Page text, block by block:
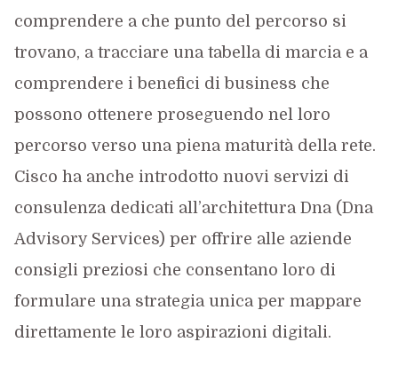
comprendere a che punto del percorso si
trovano, a tracciare una tabella di marcia e a
comprendere i benefici di business che
possono ottenere proseguendo nel loro
percorso verso una piena maturità della rete.
Cisco ha anche introdotto nuovi servizi di
consulenza dedicati all’architettura Dna (Dna
Advisory Services) per offrire alle aziende
consigli preziosi che consentano loro di
formulare una strategia unica per mappare
direttamente le loro aspirazioni digitali.